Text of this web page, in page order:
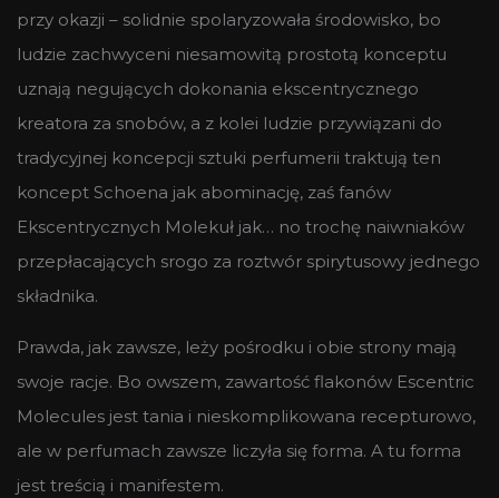
przy okazji – solidnie spolaryzowała środowisko, bo
ludzie zachwyceni niesamowitą prostotą konceptu
uznają negujących dokonania ekscentrycznego
kreatora za snobów, a z kolei ludzie przywiązani do
tradycyjnej koncepcji sztuki perfumerii traktują ten
koncept Schoena jak abominację, zaś fanów
Ekscentrycznych Molekuł jak… no trochę naiwniaków
przepłacających srogo za roztwór spirytusowy jednego
składnika.
Prawda, jak zawsze, leży pośrodku i obie strony mają
swoje racje. Bo owszem, zawartość flakonów Escentric
Molecules jest tania i nieskomplikowana recepturowo,
ale w perfumach zawsze liczyła się forma. A tu forma
jest treścią i manifestem.